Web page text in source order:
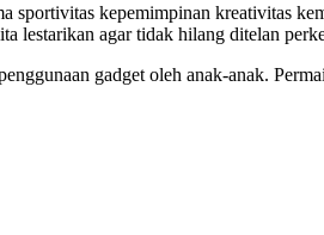
sportivitas kepemimpinan kreativitas
lestarikan agar tidak hilang ditelan
gadget oleh anak-anak.